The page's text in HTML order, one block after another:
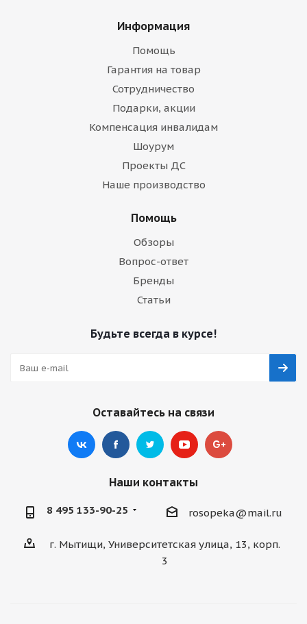
Информация
Помощь
Гарантия на товар
Сотрудничество
Подарки, акции
Компенсация инвалидам
Шоурум
Проекты ДС
Наше производство
Помощь
Обзоры
Вопрос-ответ
Бренды
Статьи
Будьте всегда в курсе!
Оставайтесь на связи
Наши контакты
8 495 133-90-25 rosopeka@mail.ru
г. Мытищи, Университетская улица, 13, корп.
3